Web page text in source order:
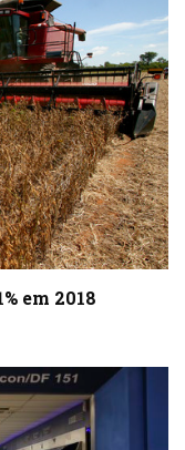
em 2018